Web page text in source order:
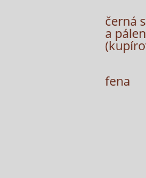
černá
a
fena